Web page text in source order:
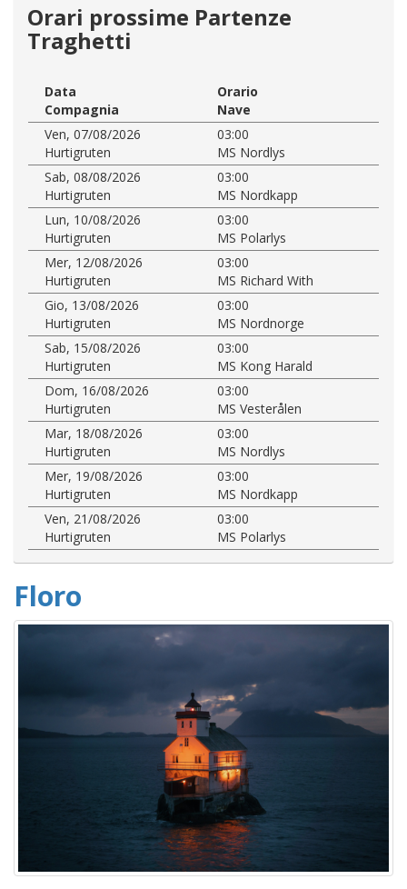
Orari prossime Partenze
Traghetti
Data
Orario
Compagnia
Nave
Ven, 07/08/2026
03:00
Hurtigruten
MS Nordlys
Sab, 08/08/2026
03:00
Hurtigruten
MS Nordkapp
Lun, 10/08/2026
03:00
Hurtigruten
MS Polarlys
Mer, 12/08/2026
03:00
Hurtigruten
MS Richard With
Gio, 13/08/2026
03:00
Hurtigruten
MS Nordnorge
Sab, 15/08/2026
03:00
Hurtigruten
MS Kong Harald
Dom, 16/08/2026
03:00
Hurtigruten
MS Vesterålen
Mar, 18/08/2026
03:00
Hurtigruten
MS Nordlys
Mer, 19/08/2026
03:00
Hurtigruten
MS Nordkapp
Ven, 21/08/2026
03:00
Hurtigruten
MS Polarlys
Floro